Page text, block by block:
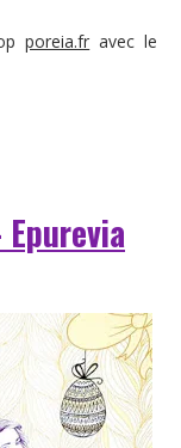
poreia.fr avec le